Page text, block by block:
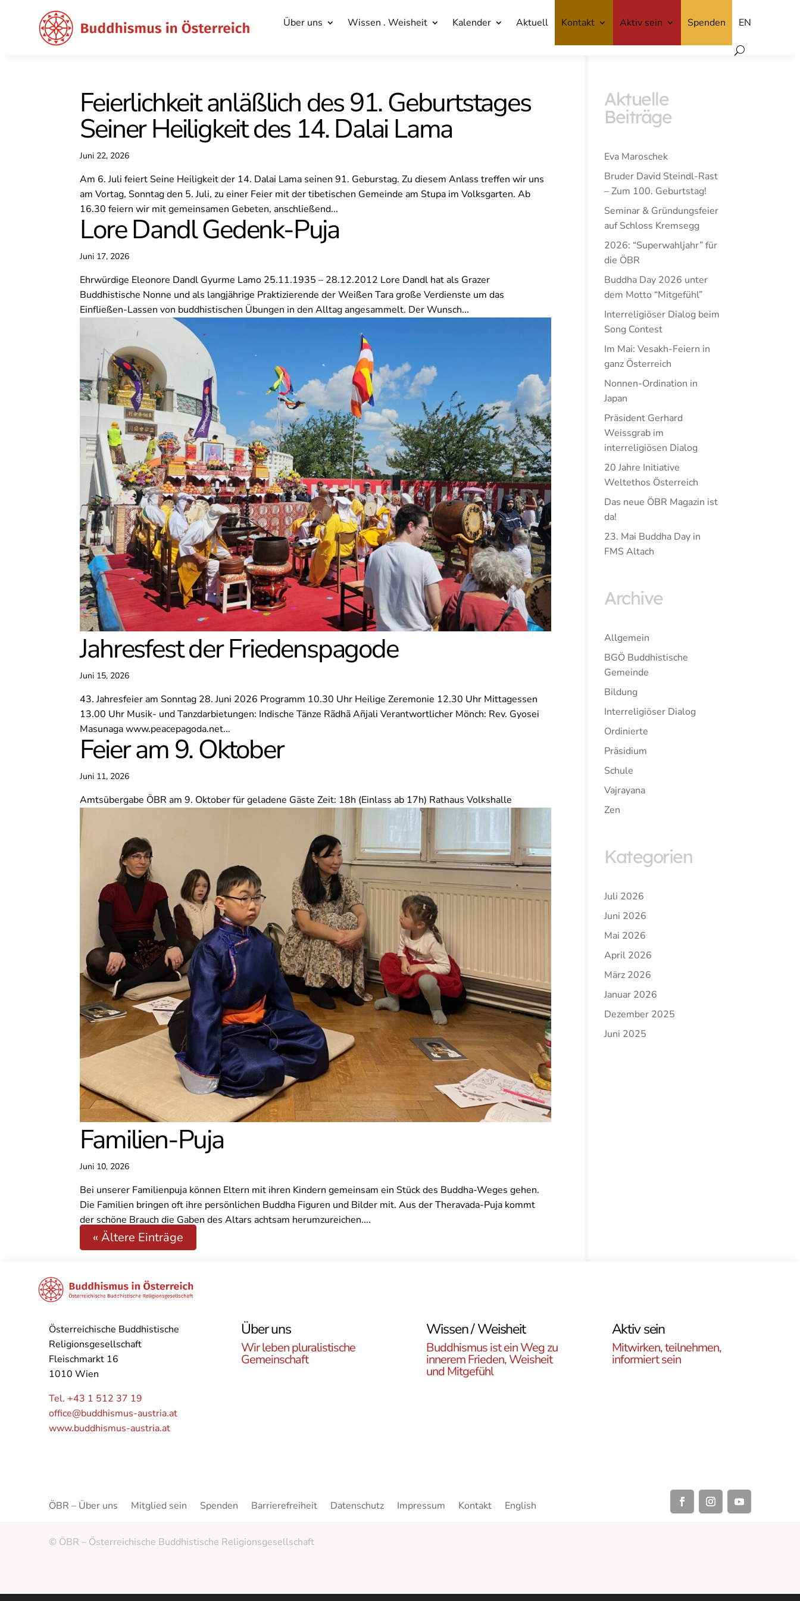
Über uns Wissen . Weisheit Kalender Aktuell Kontakt Aktiv sein Spenden EN
Über uns Wissen . Weisheit Kalender Aktuell Kontakt Aktiv sein Spenden EN
Feierlichkeit anläßlich des 91. Geburtstages
Seiner Heiligkeit des 14. Dalai Lama
Juni 22, 2026
Am 6. Juli feiert Seine Heiligkeit der 14. Dalai Lama seinen 91. Geburstag. Zu diesem Anlass treffen wir uns
am Vortag, Sonntag den 5. Juli, zu einer Feier mit der tibetischen Gemeinde am Stupa im Volksgarten. Ab
16.30 feiern wir mit gemeinsamen Gebeten, anschließend...
Lore Dandl Gedenk-Puja
Juni 17, 2026
Ehrwürdige Eleonore Dandl Gyurme Lamo 25.11.1935 – 28.12.2012 Lore Dandl hat als Grazer
Buddhistische Nonne und als langjährige Praktizierende der Weißen Tara große Verdienste um das
Einfließen-Lassen von buddhistischen Übungen in den Alltag angesammelt. Der Wunsch...
Jahresfest der Friedenspagode
Juni 15, 2026
43. Jahresfeier am Sonntag 28. Juni 2026 Programm 10.30 Uhr Heilige Zeremonie 12.30 Uhr Mittagessen
13.00 Uhr Musik- und Tanzdarbietungen: Indische Tänze Rãdhã Añjali Verantwortlicher Mönch: Rev. Gyosei
Masunaga www.peacepagoda.net...
Feier am 9. Oktober
Juni 11, 2026
Amtsübergabe ÖBR am 9. Oktober für geladene Gäste Zeit: 18h (Einlass ab 17h) Rathaus Volkshalle
Familien-Puja
Juni 10, 2026
Bei unserer Familienpuja können Eltern mit ihren Kindern gemeinsam ein Stück des Buddha-Weges gehen.
Die Familien bringen oft ihre persönlichen Buddha Figuren und Bilder mit. Aus der Theravada-Puja kommt
der schöne Brauch die Gaben des Altars achtsam herumzureichen....
« Ältere Einträge
Aktuelle
Beiträge
Eva Maroschek
Bruder David Steindl-Rast
– Zum 100. Geburtstag!
Seminar & Gründungsfeier
auf Schloss Kremsegg
2026: “Superwahljahr” für
die ÖBR
Buddha Day 2026 unter
dem Motto “Mitgefühl”
Interreligiöser Dialog beim
Song Contest
Im Mai: Vesakh-Feiern in
ganz Österreich
Nonnen-Ordination in
Japan
Präsident Gerhard
Weissgrab im
interreligiösen Dialog
20 Jahre Initiative
Weltethos Österreich
Das neue ÖBR Magazin ist
da!
23. Mai Buddha Day in
FMS Altach
Archive
Allgemein
BGÖ Buddhistische
Gemeinde
Bildung
Interreligiöser Dialog
Ordinierte
Präsidium
Schule
Vajrayana
Zen
Kategorien
Juli 2026
Juni 2026
Mai 2026
April 2026
März 2026
Januar 2026
Dezember 2025
Juni 2025
Österreichische Buddhistische
Religionsgesellschaft
Fleischmarkt 16
1010 Wien
Tel. +43 1 512 37 19
office@buddhismus-austria.at
www.buddhismus-austria.at
Über uns
Wir leben pluralistische
Gemeinschaft
Wissen / Weisheit
Buddhismus ist ein Weg zu
innerem Frieden, Weisheit
und Mitgefühl
Aktiv sein
Mitwirken, teilnehmen,
informiert sein
ÖBR – Über uns Mitglied sein Spenden Barrierefreiheit Datenschutz Impressum Kontakt English
© ÖBR – Österreichische Buddhistische Religionsgesellschaft